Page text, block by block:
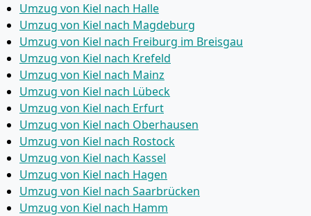
Umzug von Kiel nach Halle
Umzug von Kiel nach Magdeburg
Umzug von Kiel nach Freiburg im Breisgau
Umzug von Kiel nach Krefeld
Umzug von Kiel nach Mainz
Umzug von Kiel nach Lübeck
Umzug von Kiel nach Erfurt
Umzug von Kiel nach Oberhausen
Umzug von Kiel nach Rostock
Umzug von Kiel nach Kassel
Umzug von Kiel nach Hagen
Umzug von Kiel nach Saarbrücken
Umzug von Kiel nach Hamm